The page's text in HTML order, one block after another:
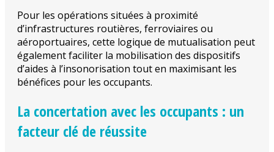
Pour les opérations situées à proximité
d’infrastructures routières, ferroviaires ou
aéroportuaires, cette logique de mutualisation peut
également faciliter la mobilisation des dispositifs
d’aides à l’insonorisation tout en maximisant les
bénéfices pour les occupants.
La concertation avec les occupants : un
facteur clé de réussite